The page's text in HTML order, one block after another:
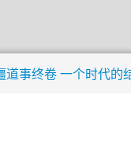
道事终卷 一个时代的